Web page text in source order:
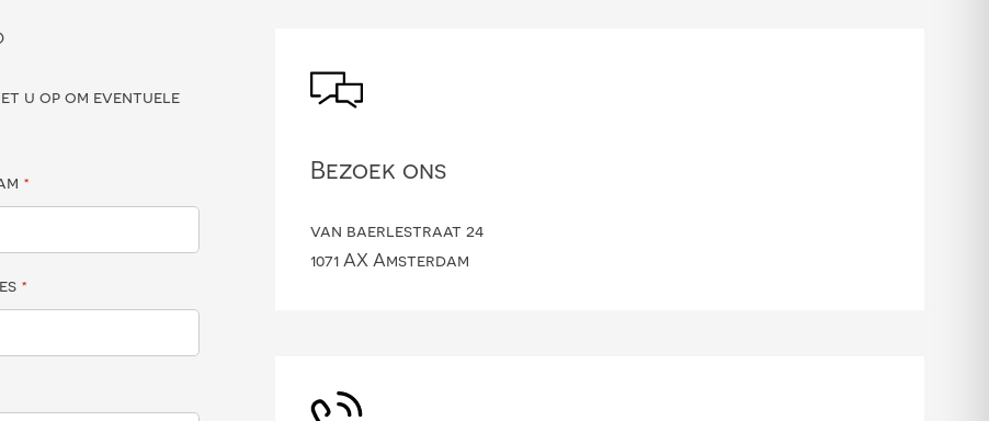
u op om eventuele
*
*
Bezoek ons
van baerlestraat 24
1071 AX Amsterdam